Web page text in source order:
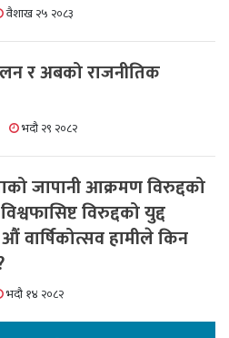
वैशाख २५ २०८३
र अबको राजनीतिक
भदौ २९ २०८२
जापानी आक्रमण विरुद्दको
विरुद्दको युद्द
वार्षिकोत्सव हामीले किन
भदौ १४ २०८२